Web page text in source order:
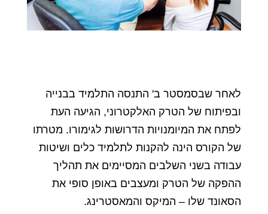
לאחר שבסמסטר ב' התנסה התלמיד בבנייה
ובפיתוח של הטרק האלקטרוני, הגיעה העת
לפתח את המיומנויות הדרושות לגימורו. מטרתו
של הקורס הינה להקנות לתלמיד כלים ושיטות
עבודה בשני השלבים המסיימים את תהליך
ההפקה של הטרק ומעצבים באופן סופי את
הסאונד שלו – המיקס והמאסטרינג.